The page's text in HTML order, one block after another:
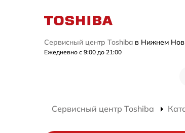
Сервисный центр Toshiba в Нижнем
Ежедневно с 9:00 до 21:00
Сервисный центр Toshiba